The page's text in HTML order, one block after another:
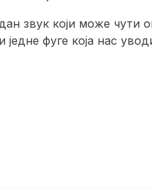
звук који може чути
једне фуге која нас